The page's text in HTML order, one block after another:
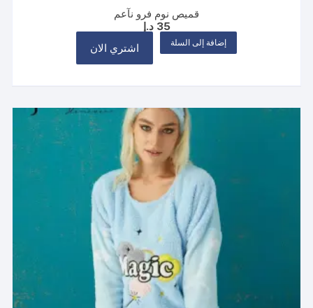
قميص نوم فرو نآعم
35 د.إ
إضافة إلى السلة اشتري الان